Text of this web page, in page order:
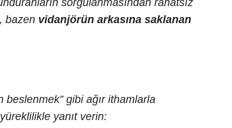
sorgulanmasından rahatsız
bazen vidanjörün arkasına saklanan
beslenmek” gibi ağır ithamlarla
yanıt verin: